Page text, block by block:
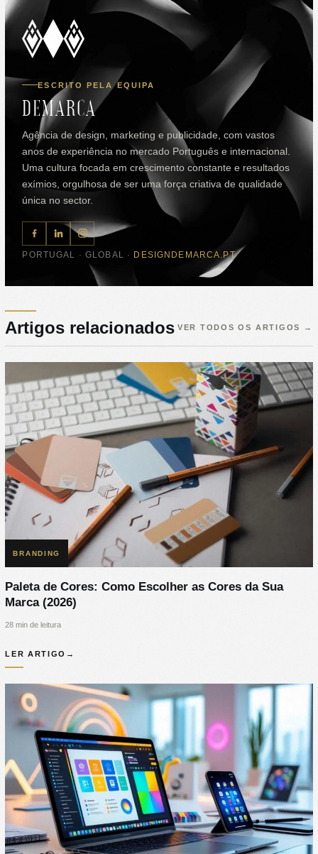
ESCRITO PELA EQUIPA
DEMARCA
Agência de design, marketing e publicidade, com vastos
anos de experiência no mercado Português e internacional.
Uma cultura focada em crescimento constante e resultados
exímios, orgulhosa de ser uma força criativa de qualidade
única no sector.
PORTUGAL · GLOBAL · DESIGNDEMARCA.PT
Artigos relacionados VER TODOS OS ARTIGOS →
BRANDING
Paleta de Cores: Como Escolher as Cores da Sua
Marca (2026)
28 min de leitura
LER ARTIGO →